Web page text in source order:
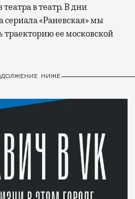
в театр. В дни
сериала «Раневская» мы
ее московской
НИЖЕ